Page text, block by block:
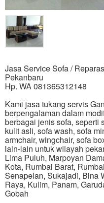
Jasa Service Sofa /
Pekanbaru
Hp. WA 081365312148
Kami jasa tukang servis
berpengalaman dalam
berbagai jenis sofa, seperti
kulit asli, sofa wash, sofa
armchair, wingchair, sofa
lain-lain untuk wilayah
Lima Puluh, Marpoyan
Kota, Rumbai Barat,
Senapelan, Sukajadi, Bina
Raya, Kulim, Panam,
Gobah